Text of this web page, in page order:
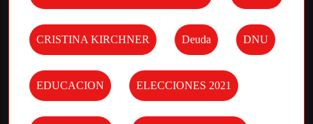
CRISTINA KIRCHNER Deuda DNU
EDUCACION ELECCIONES 2021